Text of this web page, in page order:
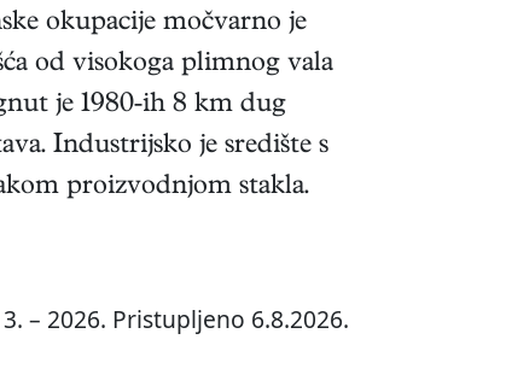
okupacije močvarno je
od visokoga plimnog vala
je 1980-ih 8 km dug
Industrijsko je središte s
proizvodnjom stakla.
– 2026. Pristupljeno 6.8.2026.